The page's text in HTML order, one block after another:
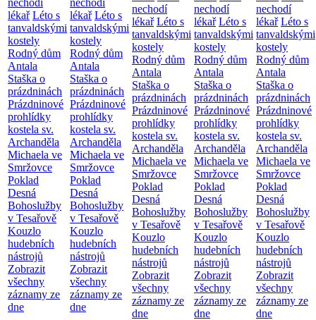
lékař Léto s
tanvaldskými
kostely
Rodný dům
Antala
Staška o
prázdninách
Prázdninové
prohlídky
kostela sv.
Archanděla
Michaela ve
Smržovce
Poklad
Desná
Bohoslužby
v Tesařově
Kouzlo
hudebních
nástrojů
Zobrazit
všechny
záznamy ze
dne
lékař Léto s
tanvaldskými
kostely
Rodný dům
Antala
Staška o
prázdninách
Prázdninové
prohlídky
kostela sv.
Archanděla
Michaela ve
Smržovce
Poklad
Desná
Bohoslužby
v Tesařově
Kouzlo
hudebních
nástrojů
Zobrazit
všechny
záznamy ze
dne
nechodí
lékař Léto s
tanvaldskými
kostely
Rodný dům
Antala
Staška o
prázdninách
Prázdninové
prohlídky
kostela sv.
Archanděla
Michaela ve
Smržovce
Poklad
Desná
Bohoslužby
v Tesařově
Kouzlo
hudebních
nástrojů
Zobrazit
všechny
záznamy ze
dne
nechodí
lékař Léto s
tanvaldskými
kostely
Rodný dům
Antala
Staška o
prázdninách
Prázdninové
prohlídky
kostela sv.
Archanděla
Michaela ve
Smržovce
Poklad
Desná
Bohoslužby
v Tesařově
Kouzlo
hudebních
nástrojů
Zobrazit
všechny
záznamy ze
dne
nechodí
lékař Léto s
tanvaldskými
kostely
Rodný dům
Antala
Staška o
prázdninách
Prázdninové
prohlídky
kostela sv.
Archanděla
Michaela ve
Smržovce
Poklad
Desná
Bohoslužby
v Tesařově
Kouzlo
hudebních
nástrojů
Zobrazit
všechny
záznamy ze
dne